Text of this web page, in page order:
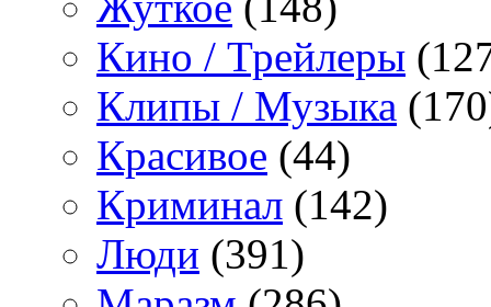
Кино / Трейлеры
Клипы / Музыка
Красивое (44)
Криминал (142)
Люди (391)